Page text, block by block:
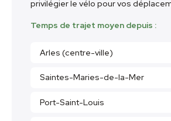
privilégier le vélo pour vos
Temps de trajet moyen depuis :
Arles (centre-ville)
Saintes-Maries-de-la-Mer
Port-Saint-Louis